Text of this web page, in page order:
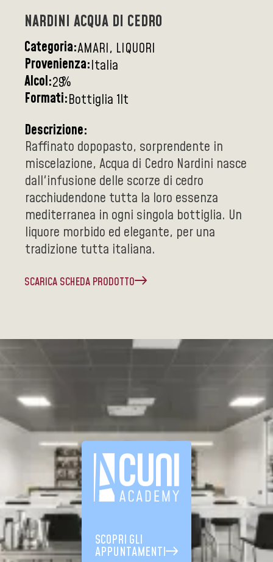
NARDINI ACQUA DI CEDRO
Categoria:AMARI, LIQUORI
Provenienza:Italia
Alcol:29%
Formati:Bottiglia 1lt
Descrizione:
Raffinato dopopasto, sorprendente in
miscelazione, Acqua di Cedro Nardini nasce
dall'infusione delle scorze di cedro
racchiudendone tutta la loro essenza
mediterranea in ogni singola bottiglia. Un
liquore morbido ed elegante, per una
tradizione tutta italiana.
SCARICA SCHEDA PRODOTTO
SCOPRI GLI
APPUNTAMENTI